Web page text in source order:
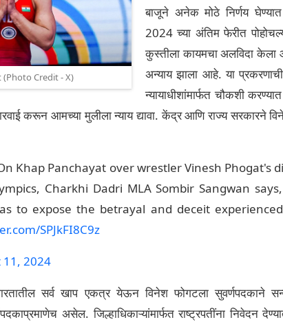
Credit - X)
बाजूने अनेक मोठे निर्णय
2024 च्या अंतिम फेरीत
कुस्तीला कायमचा अलविदा केला
अन्याय झाला आहे. या प्रकरणाची
न्यायाधीशांमार्फत चौकशी
करून आमच्या मुलीला न्याय द्यावा. केंद्र आणि राज्य सरकारने
Khap Panchayat over wrestler Vinesh Phogat's
Charkhi Dadri MLA Sombir Sangwan
to expose the betrayal and deceit
SPJkFI8C9z
2024
सर्व खाप एकत्र येऊन विनेश फोगटला सुवर्णपदकाने
असेल. जिल्हाधिकाऱ्यांमार्फत राष्ट्रपतींना निवेदन